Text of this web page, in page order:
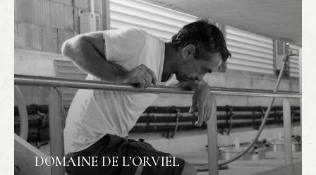
DOMAINE DE L’ORVIEL